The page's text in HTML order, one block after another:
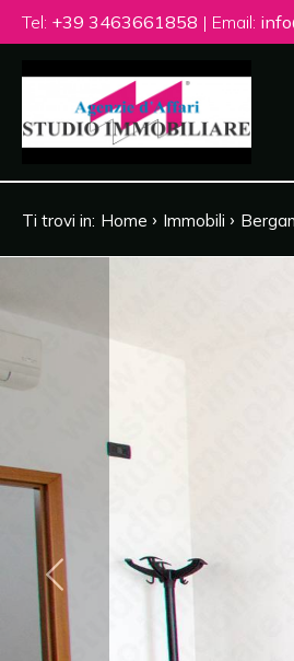
Tel: +39 3463661858 | Email:
Ti trovi in: Home › Immobili ›
CHI
CONTATTI
Codice
Qualsiasi
cercare
Provincia
Comune